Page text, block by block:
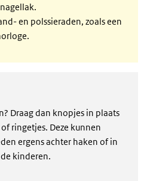
nagellak.
en polssieraden, zoals een
Draag dan knopjes in plaats
ringetjes. Deze kunnen
ergens achter haken of in
kinderen.